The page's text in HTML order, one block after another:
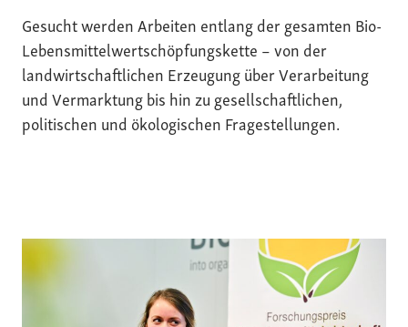
Gesucht werden Arbeiten entlang der gesamten Bio-
Lebensmittelwertschöpfungskette – von der
landwirtschaftlichen Erzeugung über Verarbeitung
und Vermarktung bis hin zu gesellschaftlichen,
politischen und ökologischen Fragestellungen.